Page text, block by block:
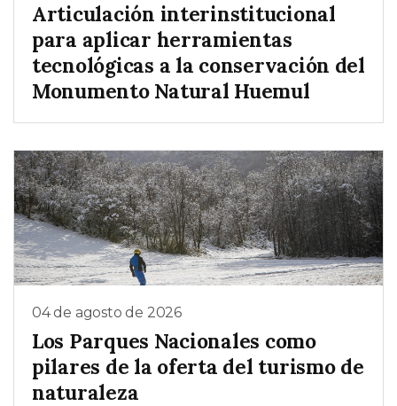
Articulación interinstitucional
para aplicar herramientas
tecnológicas a la conservación del
Monumento Natural Huemul
04 de agosto de 2026
Los Parques Nacionales como
pilares de la oferta del turismo de
naturaleza